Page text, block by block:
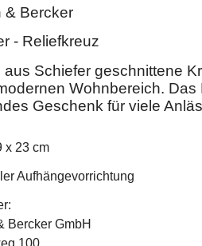
& Bercker
- Reliefkreuz
aus Schiefer geschnittene
Wohnbereich.
Geschenk für viele
x 23 cm
Aufhängevorrichtung
Bercker GmbH